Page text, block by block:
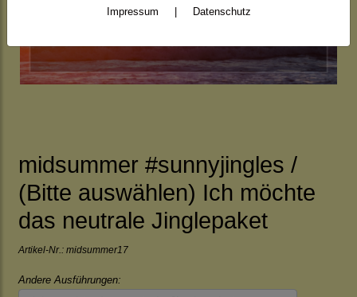
midsummer #sunnyjingles /
(Bitte auswählen) Ich möchte
das neutrale Jinglepaket
Artikel-Nr.: midsummer17
Andere Ausführungen:
Impressum Datenschutz